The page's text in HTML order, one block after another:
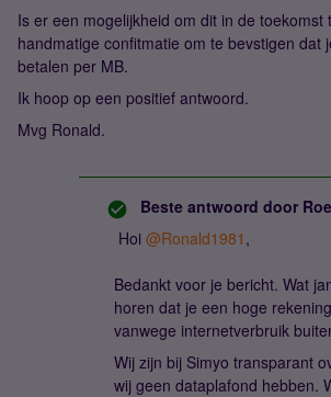
Is er een mogelijkheid om dit in de toekomst
handmatige confitmatie om te bevstigen dat
betalen per MB.
Ik hoop op een positief antwoord.
Mvg Ronald.
Beste antwoord door
Hoi @Ronald1981 ,
Bedankt voor je bericht. Wat
horen dat je een hoge
vanwege internetverbruik
Wij zijn bij Simyo transparant
wij geen dataplafond hebben.